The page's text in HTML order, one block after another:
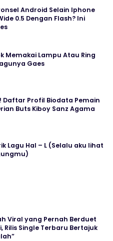
Android Selain Iphone
0.5 Dengan Flash? Ini
Memakai Lampu Atau Ring
Gaes
Daftar Profil Biodata Pemain
Buts Kiboy Sanz Agama
Lagu Hal – L (Selalu aku lihat
Viral yang Pernah Berduet
Rilis Single Terbaru Bertajuk